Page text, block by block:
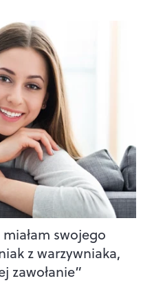
swojego
z warzywniaka,
zawołanie”